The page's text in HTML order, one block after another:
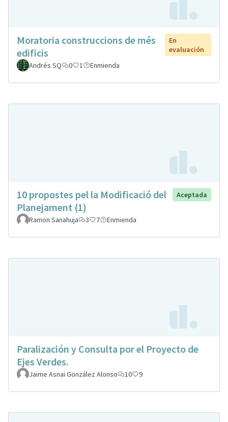
Moratoria construccions de més
edificis
En
evaluación
Andrés SQ
0 1 Enmienda
10 propostes pel la Modificació del
Planejament (1)
Aceptada
Ramon Sanahuja 3 7 Enmienda
Paralización y Consulta por el Proyecto de
Ejes Verdes.
Jaime Asnai González Alonso 10 9